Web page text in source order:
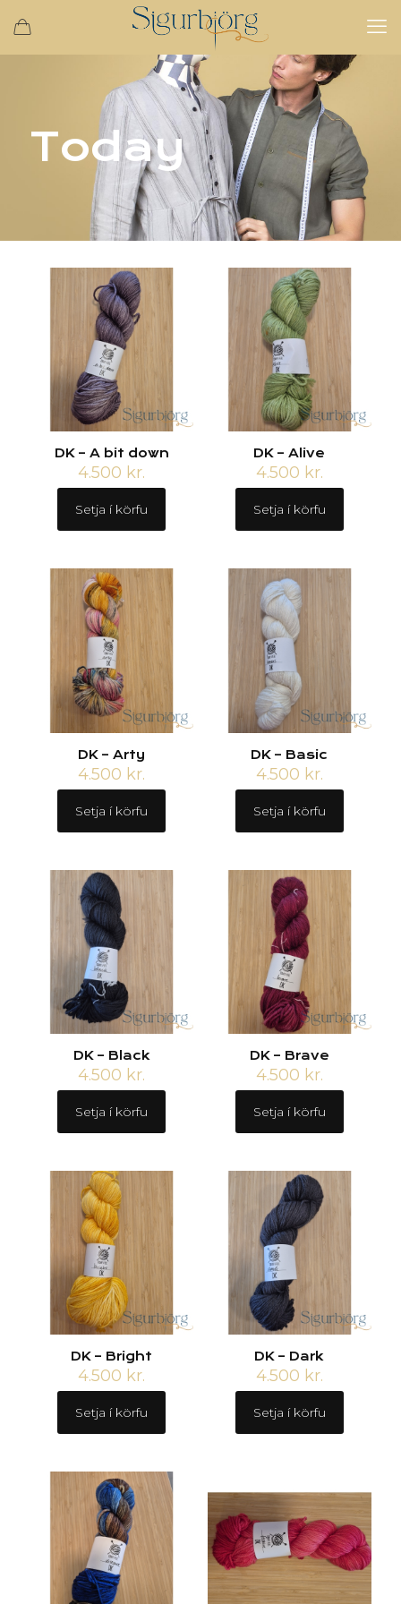
Today
DK – A bit down
4.500 kr.
Setja í körfu
DK – Alive
4.500 kr.
Setja í körfu
DK – Arty
4.500 kr.
Setja í körfu
DK – Basic
4.500 kr.
Setja í körfu
DK – Black
4.500 kr.
Setja í körfu
DK – Brave
4.500 kr.
Setja í körfu
DK – Bright
4.500 kr.
Setja í körfu
DK – Dark
4.500 kr.
Setja í körfu